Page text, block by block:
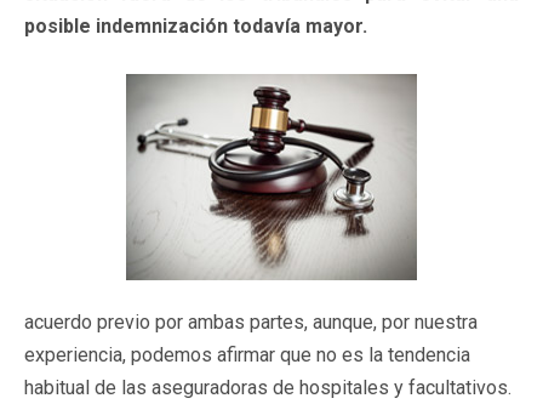
posible indemnización todavía mayor.
acuerdo previo por ambas partes, aunque, por nuestra
experiencia, podemos afirmar que no es la tendencia
habitual de las aseguradoras de hospitales y facultativos.